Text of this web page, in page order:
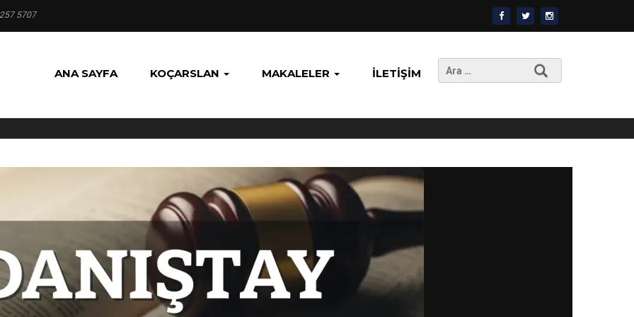
5707
ANA SAYFA KOÇARSLAN MAKALELER İLETIŞIM
Arama: